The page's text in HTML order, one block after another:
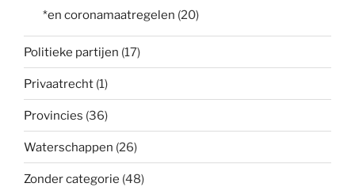
*en coronamaatregelen (20)
Politieke partijen (17)
Privaatrecht (1)
Provincies (36)
Waterschappen (26)
Zonder categorie (48)